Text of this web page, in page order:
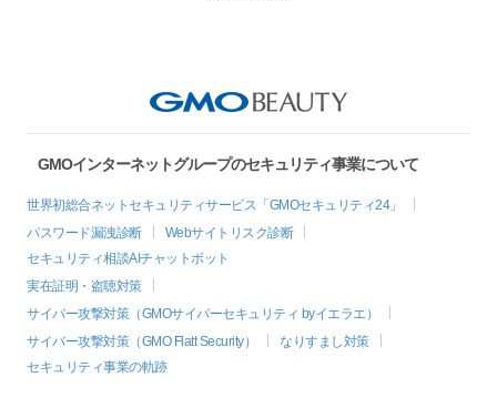
GMOインターネットグループのセキュリティ事業について
世界初総合ネットセキュリティサービス「GMOセキュリティ24」
パスワード漏洩診断
Webサイトリスク診断
セキュリティ相談AIチャットボット
実在証明・盗聴対策
サイバー攻撃対策（GMOサイバーセキュリティ byイエラエ）
サイバー攻撃対策（GMO Flatt Security）
なりすまし対策
セキュリティ事業の軌跡